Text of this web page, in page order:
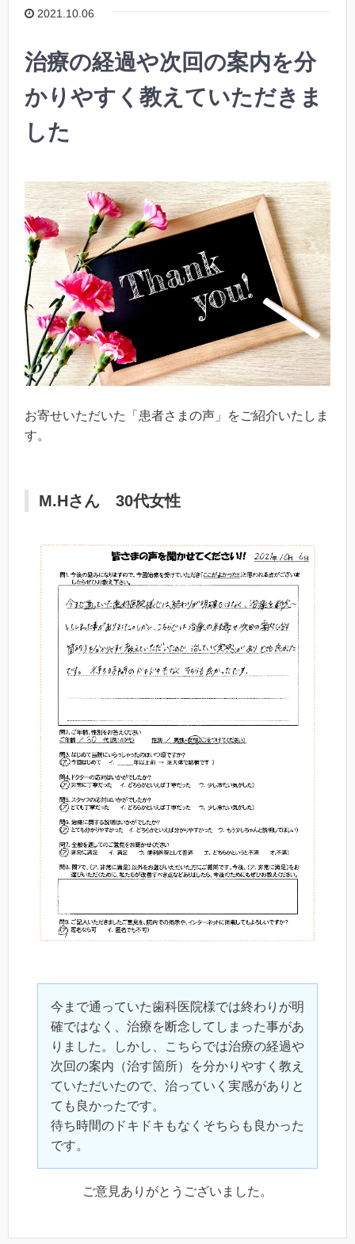
2021.10.06
治療の経過や次回の案内を分
かりやすく教えていただきま
した
お寄せいただいた「患者さまの声」をご紹介いたしま
す。
M.Hさん 30代女性
今まで通っていた歯科医院様では終わりが明
確ではなく、治療を断念してしまった事があ
りました。しかし、こちらでは治療の経過や
次回の案内（治す箇所）を分かりやすく教え
ていただいたので、治っていく実感がありと
ても良かったです。
待ち時間のドキドキもなくそちらも良かった
です。
ご意見ありがとうございました。